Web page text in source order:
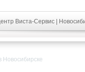
Виста-Сервис |
Новосибирске